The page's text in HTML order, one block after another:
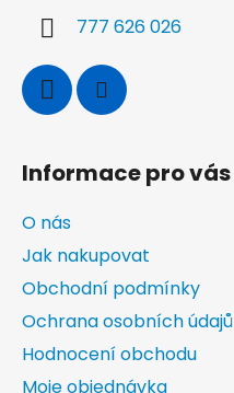
777 626 026
Informace pro vás
O nás
Jak nakupovat
Obchodní podmínky
Ochrana osobních údajů
Hodnocení obchodu
Moje objednávka